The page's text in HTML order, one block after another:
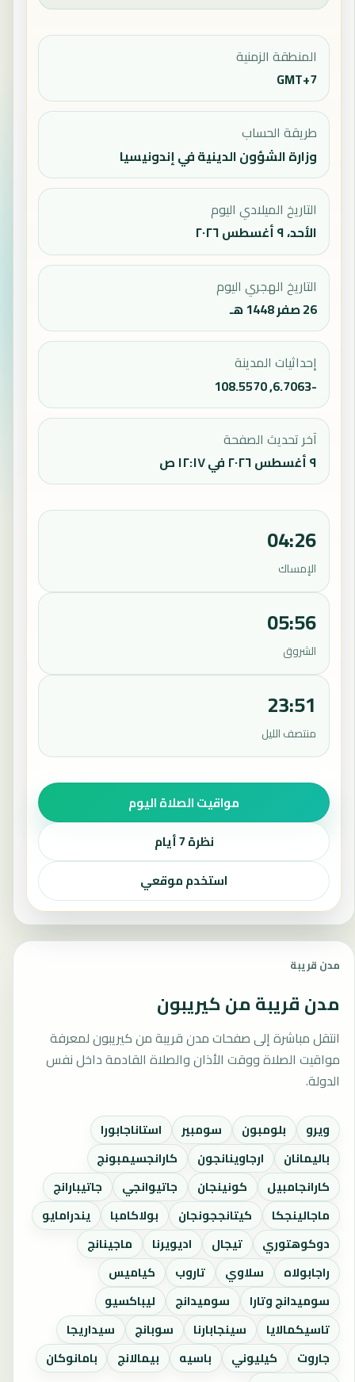
المنطقة الزمنية
GMT+7
طريقة الحساب
وزارة الشؤون الدينية في إندونيسيا
التاريخ الميلادي اليوم
الأحد، ٩ أغسطس ٢٠٢٦
التاريخ الهجري اليوم
26 صفر 1448 هـ
إحداثيات المدينة
-6.7063, 108.5570
آخر تحديث الصفحة
٩ أغسطس ٢٠٢٦ في ١٢:١٧ ص
04:26
الإمساك
05:56
الشروق
23:51
منتصف الليل
مواقيت الصلاة اليوم
نظرة 7 أيام
استخدم موقعي
مدن قريبة
مدن قريبة من كيريبون
انتقل مباشرة إلى صفحات مدن قريبة من كيريبون لمعرفة
مواقيت الصلاة ووقت الأذان والصلاة القادمة داخل نفس
الدولة.
ويرو بلومبون سومبير
استاناجابورا
باليمانان
ارجاوينانجون
كارانجسيمبونج
كارانجامبيل
كونينجان جاتيوانجي
جاتيبارانج
ماجالينجكا
كيتانججونجان بولاكامبا
يندرامايو
دوكوهتوري
تيجال اديويرنا
ماجينانج
راجابولاه
سلاوي تاروب
كياميس
سوميدانج وتارا
سوميدانج
ليباكسيو
تاسيكمالايا
سينجابارنا سوبانج
سيداريجا
جاروت
كيليوني باسيه بيمالانج
بامانوكان